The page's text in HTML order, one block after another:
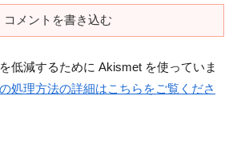
コメントを書き込む
低減するために Akismet を使っていま
処理方法の詳細はこちらをご覧くださ